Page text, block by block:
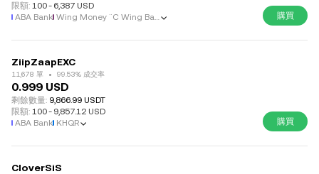
限額: 100- 6,387 USD
ABA Bank
Wing Money ¨C Wing Bank (Cambodia) 購買
ZiipZaapEXC
11,678 單 99.53% 成交率
0.999 USD
剩餘數量: 9,866.99 USDT
限額: 100- 9,857.12 USD
ABA Bank KHQR 購買
CloverSiS